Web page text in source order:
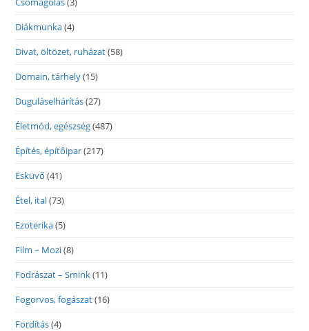
Diákmunka(4)
Divat, öltözet, ruházat(58)
Domain, tárhely(15)
Duguláselhárítás(27)
Életmód, egészség(487)
Építés, építőipar(217)
Esküvő (41)
Étel, ital(73)
Ezoterika(5)
Film – Mozi(8)
Fodrászat – Smink(11)
Fogorvos, fogászat(16)
Fordítás(4)